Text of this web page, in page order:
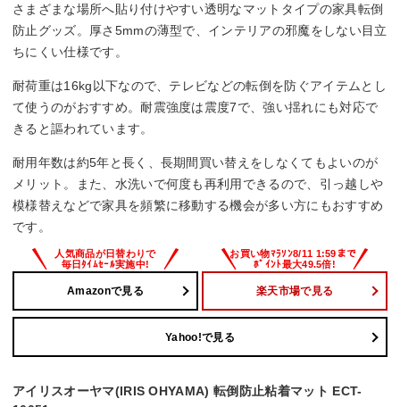
さまざまな場所へ貼り付けやすい透明なマットタイプの家具転倒
防止グッズ。厚さ5mmの薄型で、インテリアの邪魔をしない目立
ちにくい仕様です。
耐荷重は16kg以下なので、テレビなどの転倒を防ぐアイテムとし
て使うのがおすすめ。耐震強度は震度7で、強い揺れにも対応で
きると謳われています。
耐用年数は約5年と長く、長期間買い替えをしなくてもよいのが
メリット。また、水洗いで何度も再利用できるので、引っ越しや
模様替えなどで家具を頻繁に移動する機会が多い方にもおすすめ
です。
Amazonで見る 楽天市場で見る
Yahoo!で見る
アイリスオーヤマ(IRIS OHYAMA) 転倒防止粘着マット ECT-